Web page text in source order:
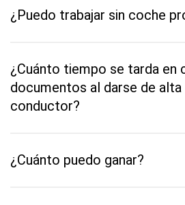
¿Puedo trabajar sin coche
¿Cuánto tiempo se tarda en
documentos al darse de
conductor?
¿Cuánto puedo ganar?